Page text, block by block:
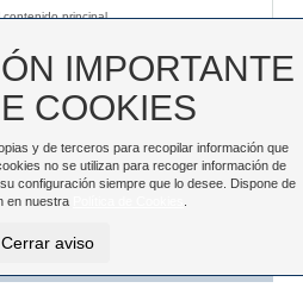
contenido principal
Toggle
navigation
IMPORTANTE
COOKIES
y de terceros para recopilar información que
no se utilizan para recoger información de
configuración siempre que lo desee. Dispone de
en nuestra
Cerrar aviso